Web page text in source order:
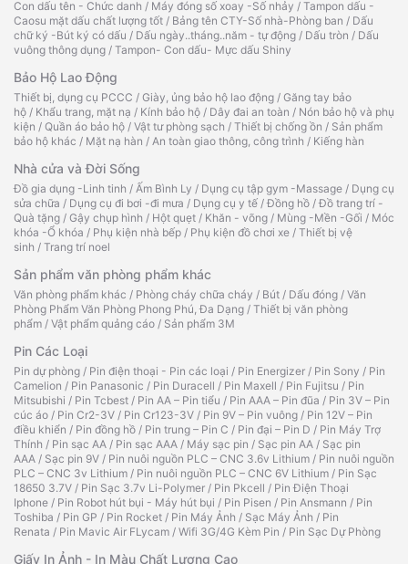
Con dấu tên - Chức danh / Máy đóng số xoay -Số nhảy / Tampon dấu -
Caosu mặt dấu chất lượng tốt / Bảng tên CTY-Số nhà-Phòng ban / Dấu
chữ ký -Bút ký có dấu / Dấu ngày..tháng..năm - tự động / Dấu tròn / Dấu
vuông thông dụng / Tampon- Con dấu- Mực dấu Shiny
Bảo Hộ Lao Động
Thiết bị, dụng cụ PCCC / Giày, ủng bảo hộ lao động / Găng tay bảo
hộ / Khẩu trang, mặt nạ / Kính bảo hộ / Dây đai an toàn / Nón bảo hộ và phụ
kiện / Quần áo bảo hộ / Vật tư phòng sạch / Thiết bị chống ồn / Sản phẩm
bảo hộ khác / Mặt nạ hàn / An toàn giao thông, công trình / Kiếng hàn
Nhà cửa và Đời Sống
Đồ gia dụng -Linh tinh / Ấm Bình Ly / Dụng cụ tập gym -Massage / Dụng cụ
sửa chữa / Dụng cụ đi bơi -đi mưa / Dụng cụ y tế /Đồng hồ /Đồ trang trí -
Quà tặng / Gậy chụp hình / Hột quẹt / Khăn - võng / Mùng -Mền -Gối / Móc
khóa -Ổ khóa / Phụ kiện nhà bếp / Phụ kiện đồ chơi xe / Thiết bị vệ
sinh / Trang trí noel
Sản phẩm văn phòng phẩm khác
Văn phòng phẩm khác / Phòng cháy chữa cháy / Bút / Dấu đóng / Văn
Phòng Phẩm Văn Phòng Phong Phú, Đa Dạng / Thiết bị văn phòng
phẩm / Vật phẩm quảng cáo / Sản phẩm 3M
Pin Các Loại
Pin dự phòng / Pin điện thoại - Pin các loại / Pin Energizer / Pin Sony / Pin
Camelion / Pin Panasonic / Pin Duracell / Pin Maxell / Pin Fujitsu / Pin
Mitsubishi / Pin Tcbest / Pin AA – Pin tiểu / Pin AAA – Pin đũa / Pin 3V – Pin
cúc áo / Pin Cr2-3V / Pin Cr123-3V / Pin 9V – Pin vuông / Pin 12V – Pin
điều khiển / Pin đồng hồ / Pin trung – Pin C / Pin đại – Pin D / Pin Máy Trợ
Thính / Pin sạc AA / Pin sạc AAA / Máy sạc pin / Sạc pin AA / Sạc pin
AAA / Sạc pin 9V / Pin nuôi nguồn PLC – CNC 3.6v Lithium / Pin nuôi nguồn
PLC – CNC 3v Lithium / Pin nuôi nguồn PLC – CNC 6V Lithium / Pin Sạc
18650 3.7V / Pin Sạc 3.7v Li-Polymer / Pin Pkcell / Pin Điện Thoại
Iphone / Pin Robot hút bụi - Máy hút bụi / Pin Pisen / Pin Ansmann / Pin
Toshiba / Pin GP / Pin Rocket / Pin Máy Ảnh / Sạc Máy Ảnh / Pin
Renata / Pin Mavic Air FLycam / Wifi 3G/4G Kèm Pin / Pin Sạc Dự Phòng
Giấy In Ảnh - In Màu Chất Lượng Cao